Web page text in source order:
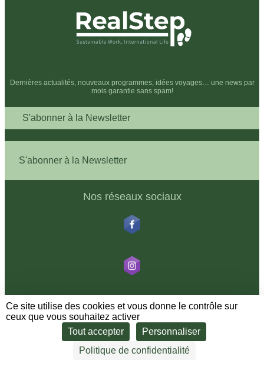
Ce site utilise des cookies et vous donne le contrôle sur
ceux que vous souhaitez activer
Tout accepter
Personnaliser
Politique de confidentialité
Dernières actualités, nouveaux programmes, idées voyages… une news par
mois garantie sans spam!
S'abonner à la Newsletter
S'abonner à la Newsletter
Nos réseaux sociaux
@realstepglobal